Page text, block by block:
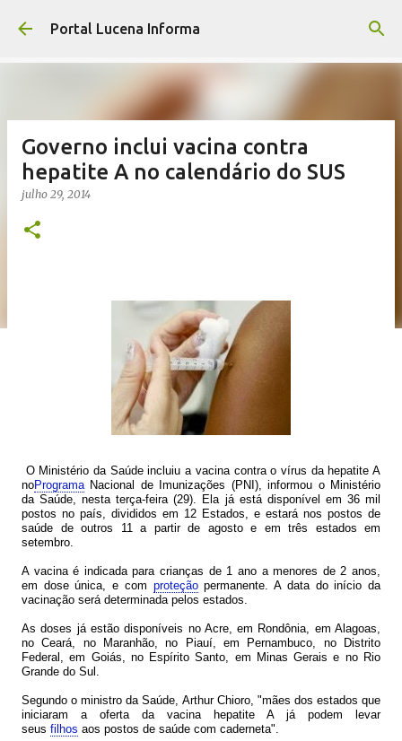
Pular para o conteúdo principal
Portal Lucena Informa
Governo inclui vacina contra
hepatite A no calendário do SUS
julho 29, 2014
O Ministério da Saúde incluiu a vacina contra o vírus da hepatite A
noProgramaNacional de Imunizações (PNI), informou o Ministério
da Saúde, nesta terça-feira (29). Ela já está disponível em 36 mil
postos no país, divididos em 12 Estados, e estará nos postos de
saúde de outros 11 a partir de agosto e em três estados em
setembro.
A vacina é indicada para crianças de 1 ano a menores de 2 anos,
em dose única, e com proteçãopermanente. A data do início da
vacinação será determinada pelos estados.
As doses já estão disponíveis no Acre, em Rondônia, em Alagoas,
no Ceará, no Maranhão, no Piauí, em Pernambuco, no Distrito
Federal, em Goiás, no Espírito Santo, em Minas Gerais e no Rio
Grande do Sul.
Segundo o ministro da Saúde, Arthur Chioro, "mães dos estados que
iniciaram a oferta da vacina hepatite A já podem levar
seus filhos aos postos de saúde com caderneta".